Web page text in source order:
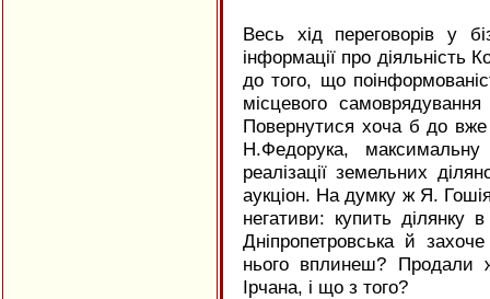
Весь хід переговорів у
інформації про діяльність
до того, що
місцевого
Повернутися хоча б до
Н.Федорука, максимальну
реалізації земельних
аукціон. На думку ж Я.
негативи: купить ділянку
Дніпропетровська й
нього вплинеш? Продали
Ірчана, і що з того?